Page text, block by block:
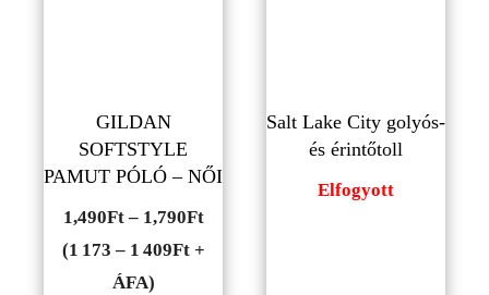
GILDAN
SOFTSTYLE
PAMUT PÓLÓ – NŐI
1,490Ft – 1,790FtÁrtartomány:
1,490Ft
(1 173 – 1 409Ft +
ÁFA)
Salt Lake City golyós-
és érintőtoll
Elfogyott